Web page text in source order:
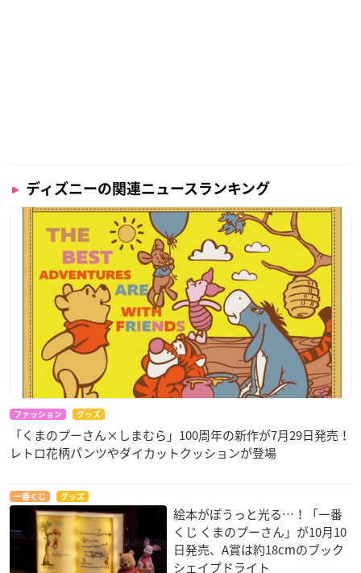
ディズニーの関連ニュースランキング
ファッション グッズ
「くまのプーさん×しまむら」100周年の新作が7月29日発売！
レトロ花柄パンツやダイカットクッションが登場
一番くじ グッズ
絵本がぽうっと光る…！「一番
くじ くまのプーさん」が10月10
日発売、A賞は約18cmのブック
シェイプドライト